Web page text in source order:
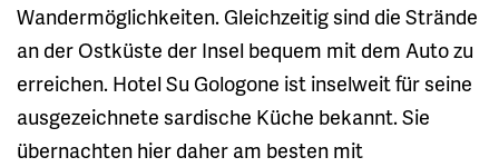
Wandermöglichkeiten. Gleichzeitig sind die Strände
an der Ostküste der Insel bequem mit dem Auto zu
erreichen. Hotel Su Gologone ist inselweit für seine
ausgezeichnete sardische Küche bekannt. Sie
übernachten hier daher am besten mit